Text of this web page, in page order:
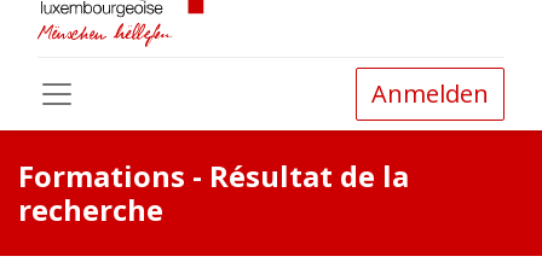
Anmelden
Formations - Résultat de la
recherche